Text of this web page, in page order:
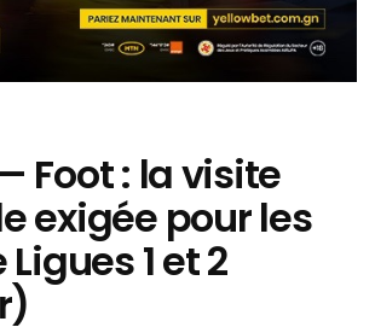
Foot : la visite
exigée pour les
1 et 2